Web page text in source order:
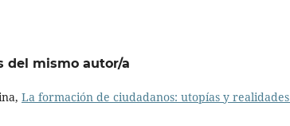
del mismo autor/a
La formación de ciudadanos: utopías y realidades